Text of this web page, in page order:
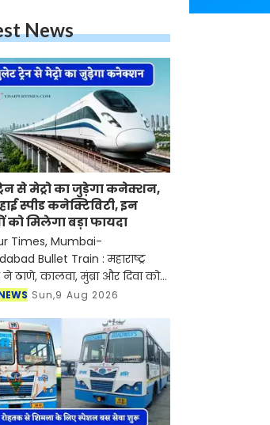
News
से मेट्रो का जुड़ेगा कनेक्शन,
स्पीड कनेक्टिविटी, इन
को मिलेगा बड़ा फायदा
Times, Mumbai-
Bullet Train : महाराष्ट्र
ठाणे, कालवा, मुंब्रा और दिवा को
एक नए मेट्रो कॉरिडोर को
रेल कॉरि
Sun,9 Aug 2026